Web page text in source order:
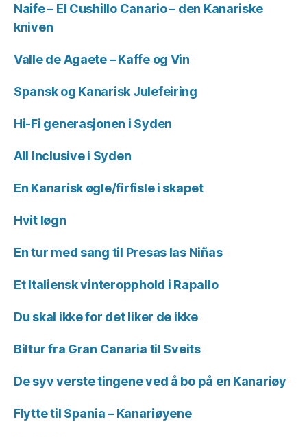
Naife – El Cushillo Canario – den Kanariske
kniven
Valle de Agaete – Kaffe og Vin
Spansk og Kanarisk Julefeiring
Hi-Fi generasjonen i Syden
All Inclusive i Syden
En Kanarisk øgle/firfisle i skapet
Hvit løgn
En tur med sang til Presas las Niñas
Et Italiensk vinteropphold i Rapallo
Du skal ikke for det liker de ikke
Biltur fra Gran Canaria til Sveits
De syv verste tingene ved å bo på en Kanariøy
Flytte til Spania – Kanariøyene